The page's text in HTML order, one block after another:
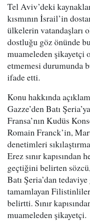
Tel Aviv’deki
kısmının İsrail’in
ülkelerin vatandaşları
dostluğu göz önünde
muameleden
etmemesi durumunda
ifade etti.
Konu hakkında
Gazze’den Batı
Fransa’nın Kudüs
Romain Franck’in,
denetimleri
Erez sınır
geçtiğini belirten
Batı Şeria’dan
tamamlayan
belirtti. Sınır
muameleden şikayetçi.